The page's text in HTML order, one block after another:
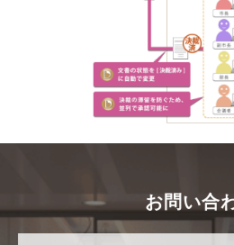
お問い合